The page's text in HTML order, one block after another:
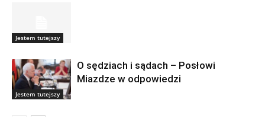
Jestem tutejszy
Jestem tutejszy
O sędziach i sądach – Posłowi
Miazdze w odpowiedzi